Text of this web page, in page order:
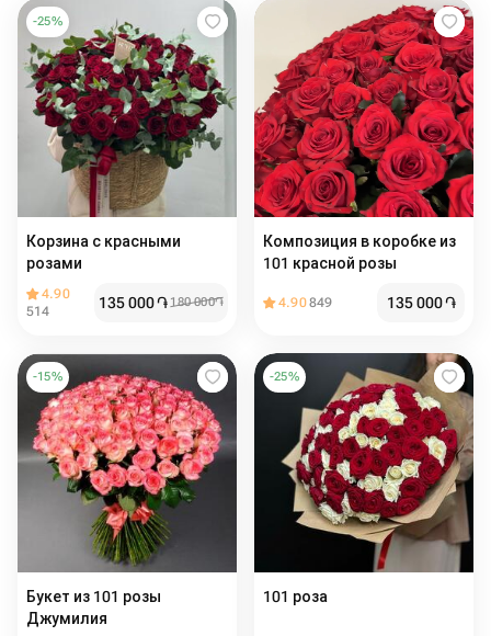
-25%
Корзина с красными
розами ️️️
4.90
514
135 000֏ 180 000֏
Композиция в коробке из
101 красной розы
4.90849 135 000֏
-15%
Букет из 101 розы
Джумилия
-25%
101 роза